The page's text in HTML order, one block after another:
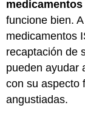
medicamentos
funcione bien.
medicamentos
recaptación de
pueden ayudar
con su aspecto
angustiadas.